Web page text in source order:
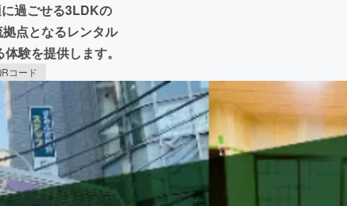
過ごせる3LDKの
点となるレンタル
験を提供します。
コード